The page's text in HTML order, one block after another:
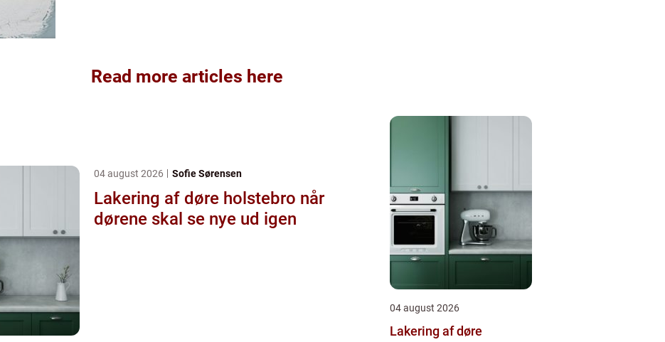
Read more articles here
04 august 2026 Sofie Sørensen
Lakering af døre holstebro når
dørene skal se nye ud igen
04 august 2026
Lakering af døre